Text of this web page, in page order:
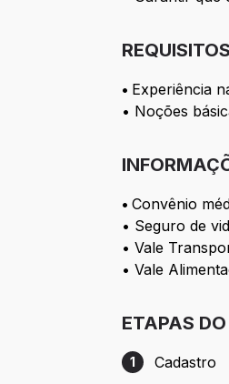
• Experiência
• Noções
•Convênio
• Seguro de
• Vale
• Vale
ETAPAS
Etapa 1:
1 Cadastro